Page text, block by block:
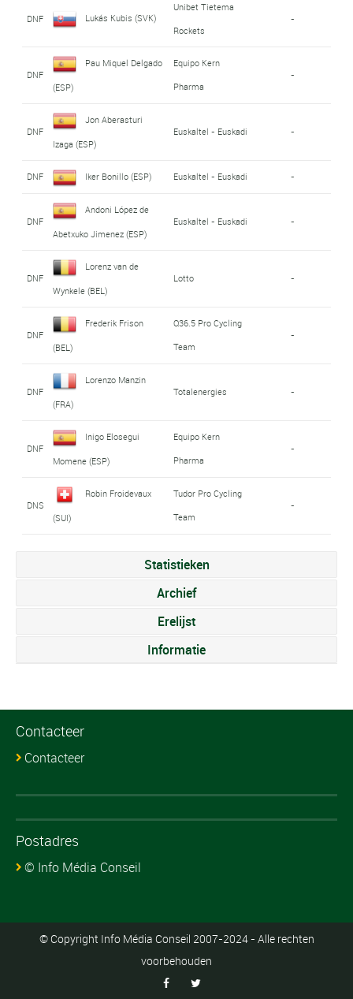
DNF Lukás Kubis (SVK)
Unibet Tietema
Rockets
-
DNF
Pau Miquel Delgado
(ESP)
Equipo Kern
Pharma
-
DNF
Jon Aberasturi
Izaga (ESP)
Euskaltel - Euskadi -
DNF Iker Bonillo (ESP) Euskaltel - Euskadi -
DNF
Andoni López de
Abetxuko Jimenez (ESP)
Euskaltel - Euskadi -
DNF
Lorenz van de
Wynkele (BEL)
Lotto -
DNF
Frederik Frison
(BEL)
Q36.5 Pro Cycling
Team
-
DNF
Lorenzo Manzin
(FRA)
Totalenergies -
DNF
Inigo Elosegui
Momene (ESP)
Equipo Kern
Pharma
-
DNS
Robin Froidevaux
(SUI)
Tudor Pro Cycling
Team
-
Statistieken
Archief
Erelijst
Informatie
Contacteer
Contacteer
Postadres
© Info Média Conseil
© Copyright Info Média Conseil 2007-2024 - Alle rechten
voorbehouden
 